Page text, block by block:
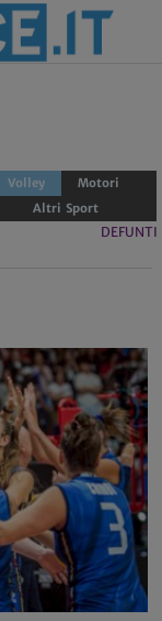
Volley
Motori
Altri Sport
DEFUNTI